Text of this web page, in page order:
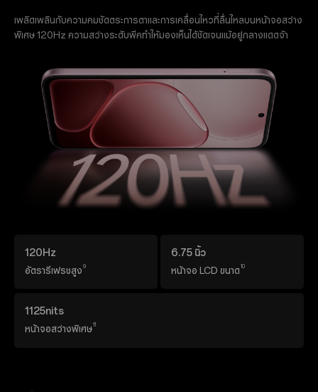
เพลิดเพลินกับความคมชัดตระการตาและการเคลื่อนไหวที่ลื่นไหลบนหน้าจอสว่าง
พิเศษ 120Hz ความสว่างระดับพีคทำให้มองเห็นได้ชัดเจนแม้อยู่กลางแดดจ้า
120Hz
อัตรารีเฟรชสูง 9
6.75 นิ้ว
หน้าจอ LCD ขนาด 10
1125nits
หน้าจอสว่างพิเศษ11